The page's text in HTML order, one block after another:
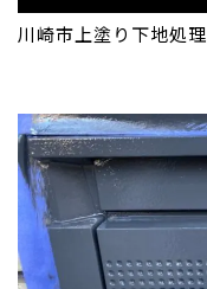
川崎市 上塗り 下地処理